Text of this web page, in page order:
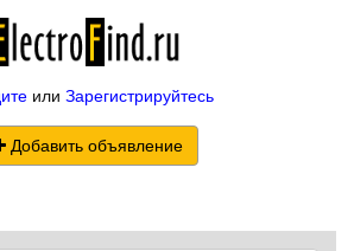
или Зарегистрируйтесь
Добавить объявление